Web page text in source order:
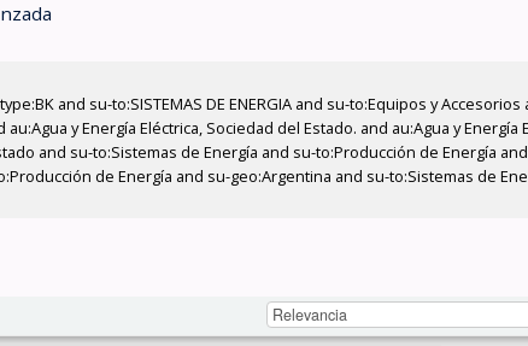
and su-to:SISTEMAS DE ENERGIA and su-to:Equipos y Accesorios
y Energía Eléctrica, Sociedad del Estado. and au:Agua y Energía
and su-to:Sistemas de Energía and su-to:Producción de Energía
de Energía and su-geo:Argentina and su-to:Sistemas de